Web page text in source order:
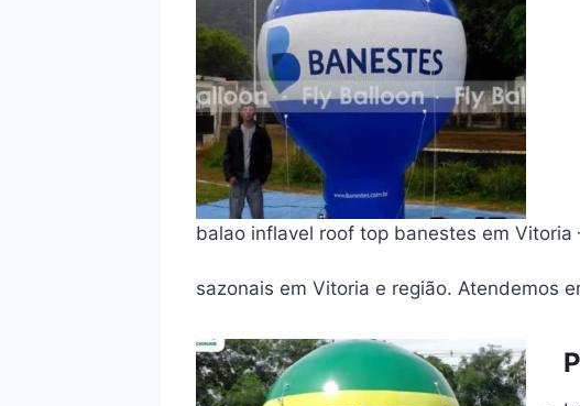
balao inflavel roof top banestes em Vitoria
sazonais em Vitoria e região. Atendemos